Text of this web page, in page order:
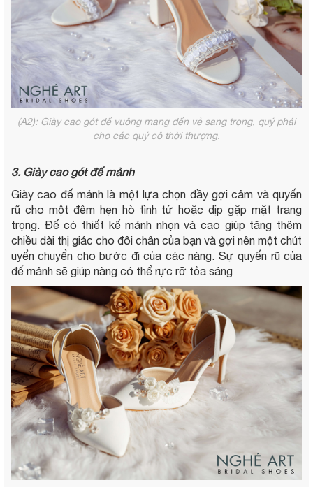
(A2): Giày cao gót đế vuông mang đến vẻ sang trọng, quý phái
cho các quý cô thời thượng.
3. Giày cao gót đế mảnh
Giày cao đế mảnh là một lựa chọn đầy gợi cảm và quyến
rũ cho một đêm hẹn hò tình tứ hoặc dịp gặp mặt trang
trọng. Đế có thiết kế mảnh nhọn và cao giúp tăng thêm
chiều dài thị giác cho đôi chân của bạn và gợi nên một chút
uyển chuyển cho bước đi của các nàng. Sự quyến rũ của
đế mảnh sẽ giúp nàng có thể rực rỡ tỏa sáng